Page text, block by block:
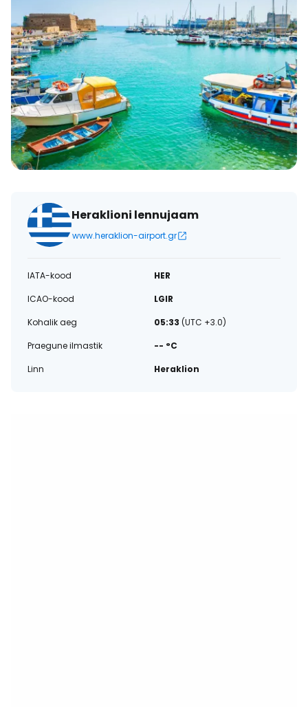
Heraklioni lennujaam
www.heraklion-airport.gr
IATA-kood
HER
ICAO-kood
LGIR
Kohalik aeg
05:33 (UTC +3.0)
Praegune ilmastik
-- °C
Linn
Heraklion